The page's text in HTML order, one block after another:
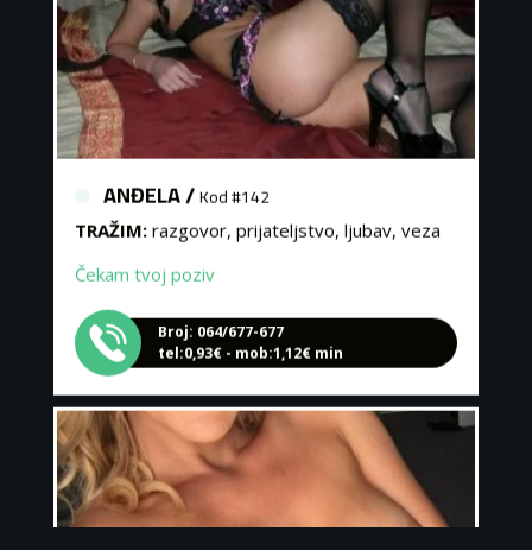
ANĐELA /
TRAŽIM:razgovor, prijateljstvo, ljubav, veza
Čekam tvoj poziv
tel:0,93€ - mob:1,12€ min